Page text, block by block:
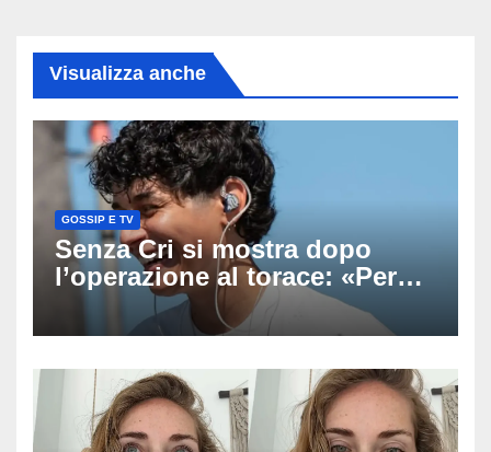
Visualizza anche
GOSSIP E TV
Senza Cri si mostra dopo
l’operazione al torace: «Per
anni mi sentivo in trappola», il
racconto sul difficile percorso